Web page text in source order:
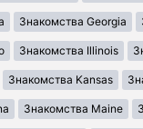
Знакомства Georgia
Знакомства Illinois
Знакомства Kansas
Знакомства Maine